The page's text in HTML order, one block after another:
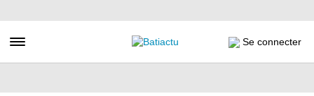
au
principal
Toggle navigation Se connecter